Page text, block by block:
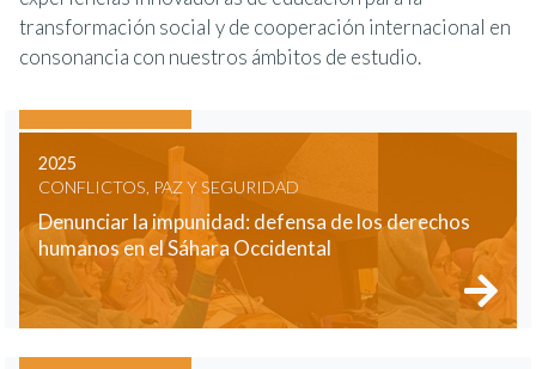
transformación social y de cooperación internacional en
consonancia con nuestros ámbitos de estudio.
2025
CONFLICTOS, PAZ Y SEGURIDAD
Denunciar la impunidad: defensa de los derechos
humanos en el Sáhara Occidental